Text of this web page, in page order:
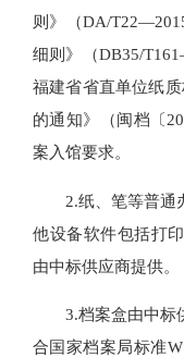
则》（DA/
细则》（DB35/
福建省省直单位纸
的通知》（闽档〔
案入馆要求。
2.纸、笔等普通办
他设备软件包括打
由中标供应商提供。
3.档案盒由中标供
合国家档案局标准